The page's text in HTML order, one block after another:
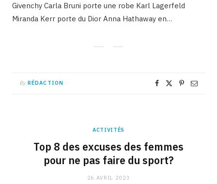
Givenchy Carla Bruni porte une robe Karl Lagerfeld
Miranda Kerr porte du Dior Anna Hathaway en…
By RÉDACTION
ACTIVITÉS
Top 8 des excuses des femmes
pour ne pas faire du sport?
26 AVRIL 2023